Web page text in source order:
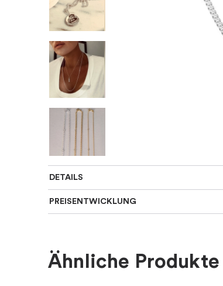
DETAILS
Länge Ketten:
Farbe: Silber
PREISENTWICKLUNG
Ähnliche Produkte